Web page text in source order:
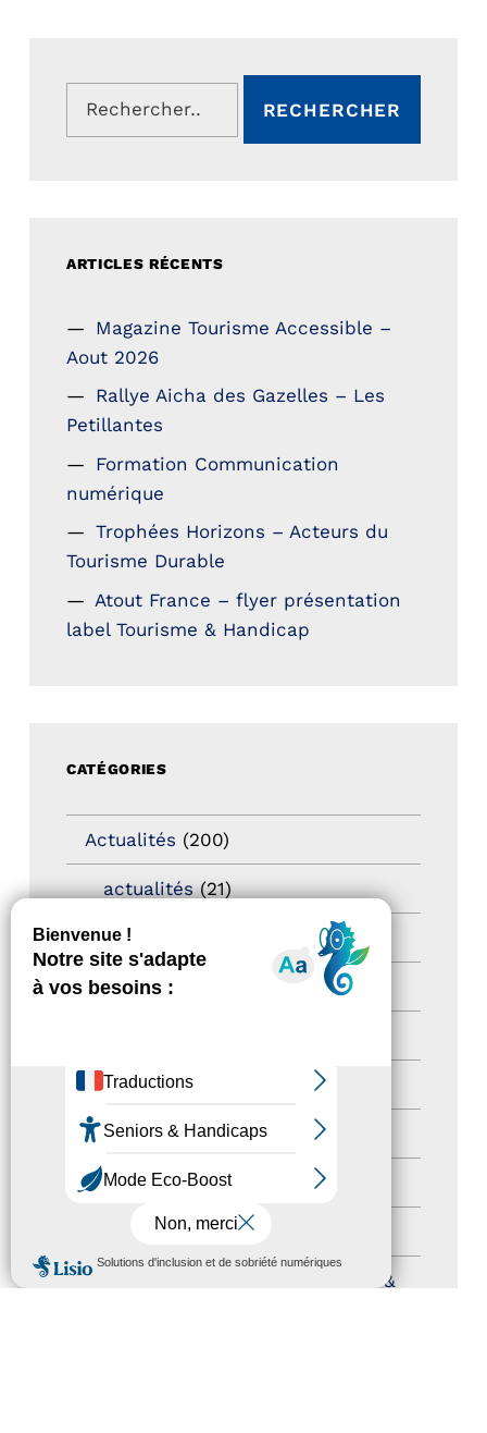
MENU
Rechercher :
ARTICLES RÉCENTS
Magazine Tourisme Accessible –
Aout 2026
Rallye Aicha des Gazelles – Les
Petillantes
Formation Communication
numérique
Trophées Horizons – Acteurs du
Tourisme Durable
Atout France – flyer présentation
label Tourisme & Handicap
CATÉGORIES
Actualités (200)
actualités(21)
Destination Pour Tous
Territoires labellisés
Newsletter pro
Nos Actions(112)
Autres événements (41)
Formation (15)
Journées nationales Tourisme &